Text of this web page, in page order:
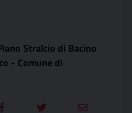
Stralcio di Bacino
- Comune di